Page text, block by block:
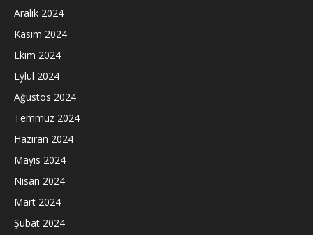
Aralık 2024
Kasım 2024
Ekim 2024
Eylül 2024
Ağustos 2024
Temmuz 2024
Haziran 2024
Mayıs 2024
Nisan 2024
Mart 2024
Şubat 2024